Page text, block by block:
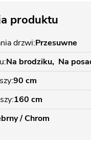
produktu
drzwi Przesuwne
Na brodziku Na
90 cm
160 cm
/ Chrom